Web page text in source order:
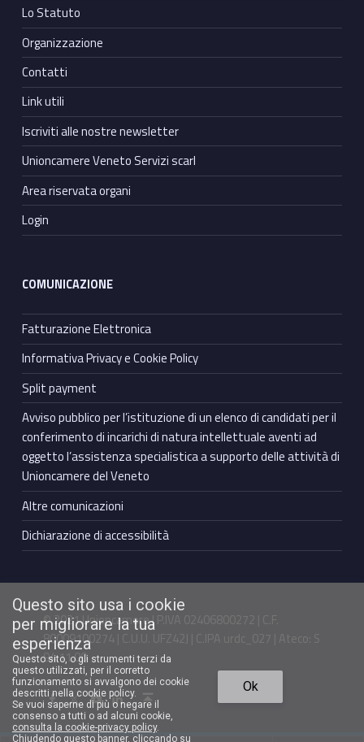
Lo Statuto
Organizzazione
Contatti
Link utili
Iscriviti alle nostre newsletter
Unioncamere Veneto Servizi scarl
Area riservata organi
Login
COMUNICAZIONE
Fatturazione Elettronica
Informativa Privacy e Cookie Policy
Split payment
Avviso pubblico per l’istituzione di un elenco di candidati per il
conferimento di incarichi di natura intellettuale aventi ad
oggetto l’assistenza specialistica a supporto delle attività di
Unioncamere del Veneto
Altre comunicazioni
Dichiarazione di accessibilità
© 2021 Unioncamere | P.IVA 02406800272 | C.F.
80009100274 | C.U.U. UFZ42J | C.IPA urdc_027 | Ateco: S
94.11.00
Facebook Unioncamere VenetoTwitter Unioncamere VenetoYoutube Unioncamere VenetoLinkedin Unioncamere Veneto Torna in cima ↑
Questo sito usa i cookie
per migliorare la tua
esperienza
Questo sito, o gli strumenti terzi da
questo utilizzati, per il corretto
funzionamento si avvalgono dei cookie
descritti nella cookie policy.
Se vuoi saperne di più o negare il
consenso a tutti o ad alcuni cookie,
consulta la cookie-privacy policy.
Chiudendo questo banner, cliccando su
Ok